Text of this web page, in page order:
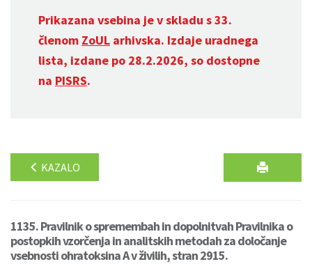
Prikazana vsebina je v skladu s 33.
členom ZoUL arhivska. Izdaje uradnega
lista, izdane po 28.2.2026, so dostopne
na PISRS.
KAZALO
1135. Pravilnik o spremembah in dopolnitvah Pravilnika o
postopkih vzorčenja in analitskih metodah za določanje
vsebnosti ohratoksina A v živilih, stran 2915.